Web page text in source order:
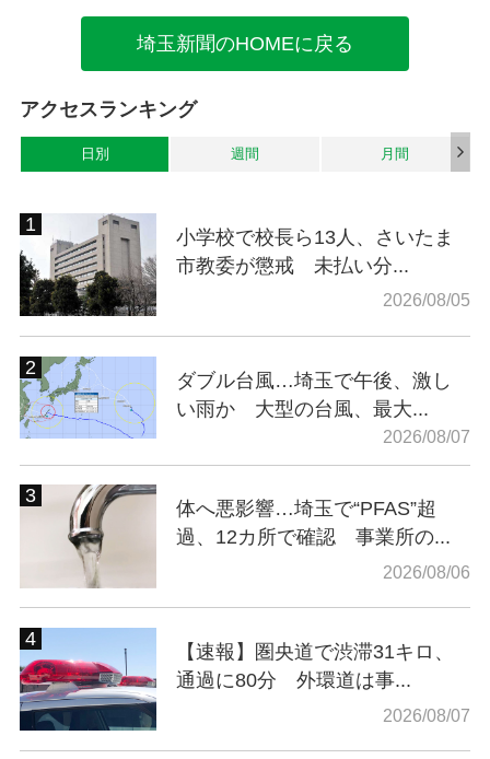
埼玉新聞のHOMEに戻る
アクセスランキング
日別 週間 月間
小学校で校長ら13人、さいたま
市教委が懲戒 未払い分...
2026/08/05
ダブル台風…埼玉で午後、激し
い雨か 大型の台風、最大...
2026/08/07
体へ悪影響…埼玉で“PFAS”超
過、12カ所で確認 事業所の...
2026/08/06
【速報】圏央道で渋滞31キロ、
通過に80分 外環道は事...
2026/08/07